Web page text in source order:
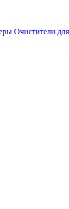
Очистители